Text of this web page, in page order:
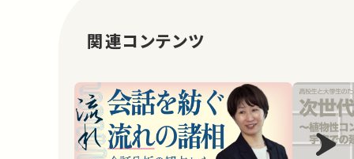
関連コンテンツ